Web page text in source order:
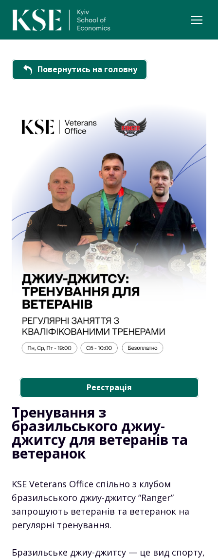
Повернутись на головну
Реєстрація
Тренування з
бразильського джиу-
джитсу для ветеранів та
ветеранок
KSE Veterans Office спільно з клубом
бразильського джиу-джитсу “Ranger”
запрошують ветеранів та ветеранок на
регулярні тренування.
Бразильське джиу-джитсу — це вид спорту,